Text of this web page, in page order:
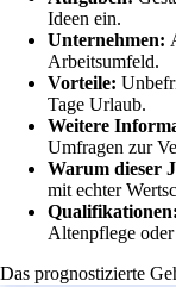
Ideen ein.
Unternehmen:
Arbeitsumfeld.
Vorteile:
Tage Urlaub.
Weitere
Umfragen zur
Warum dieser
mit echter
Qualifikationen:
Altenpflege
Das prognostizierte